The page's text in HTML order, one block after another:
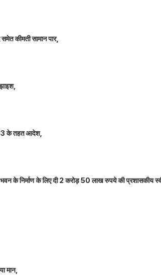
कीमती सामान पार,
के तहत आदेश,
के निर्माण के लिए दी 2 करोड़ 50 लाख रुपये की प्रशासकीय
मान,